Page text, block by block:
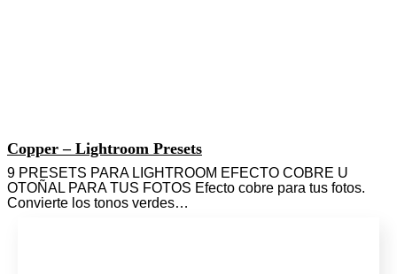
Copper – Lightroom Presets
9 PRESETS PARA LIGHTROOM EFECTO COBRE U
OTOÑAL PARA TUS FOTOS Efecto cobre para tus fotos.
Convierte los tonos verdes…